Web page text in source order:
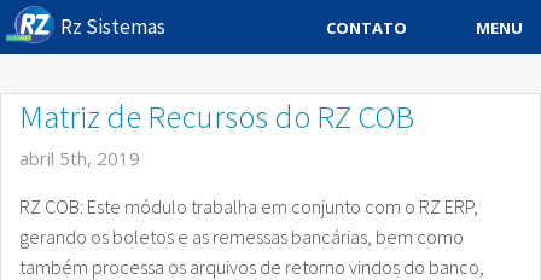
Rz Sistemas CONTATO MENU
Downloads
Matriz de Recursos do RZ COB
abril 5th, 2019
RZ COB: Este módulo trabalha em conjunto com o RZ ERP,
gerando os boletos e as remessas bancárias, bem como
também processa os arquivos de retorno vindos do banco,